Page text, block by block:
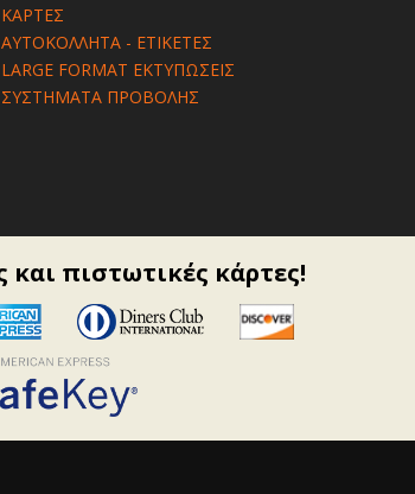
ΚΑΡΤΕΣ
ΑΥΤΟΚΟΛΛΗΤΑ - ΕΤΙΚΕΤΕΣ
LARGE FORMAT ΕΚΤΥΠΩΣΕΙΣ
ΣΥΣΤΗΜΑΤΑ ΠΡΟΒΟΛΗΣ
και πιστωτικές κάρτες!